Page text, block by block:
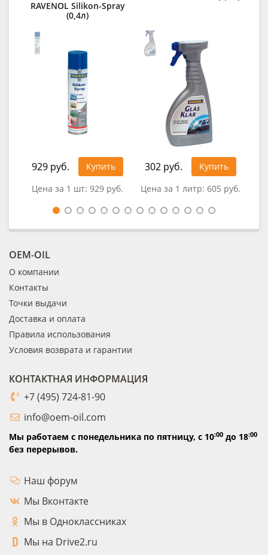
RAVENOL Silikon-Spray
(0,4л)
929 руб.
Купить
Цена за 1 шт: 929 руб.
302 руб.
Купить
Цена за 1 литр: 605 руб.
OEM-OIL
О компании
Контакты
Точки выдачи
Доставка и оплата
Правила использования
Условия возврата и гарантии
КОНТАКТНАЯ ИНФОРМАЦИЯ
+7 (495) 724-81-90
info@oem-oil.com
Мы работаем с понедельника по пятницу, с 10:00 до 18:00
без перерывов.
Наш форум
Мы Вконтакте
Мы в Одноклассниках
Мы на Drive2.ru